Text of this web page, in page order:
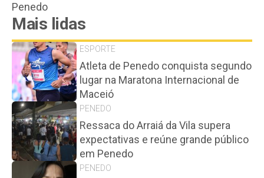
Penedo
Mais lidas
ESPORTE
Atleta de Penedo conquista segundo
lugar na Maratona Internacional de
Maceió
PENEDO
Ressaca do Arraiá da Vila supera
expectativas e reúne grande público
em Penedo
PENEDO